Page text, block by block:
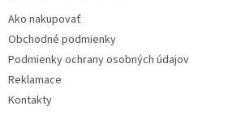
Ako nakupovať
Obchodné podmienky
Podmienky ochrany osobných údajov
Reklamace
Kontakty